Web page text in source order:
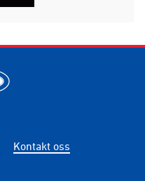
Kontakt oss